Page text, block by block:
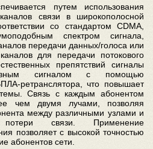
путем использования
связи в широкополосной
со стандартом CDMA,
спектром сигнала,
передачи данных/голоса или
для передачи потокового
препятствий сигналы
сигналом с помощью
ретранслятора, что повышает
Связь с каждым абонентом
чем двумя лучами, позволяя
между различными узлами и
связи. Применение
позволяет с высокой точностью
абонентов сети.